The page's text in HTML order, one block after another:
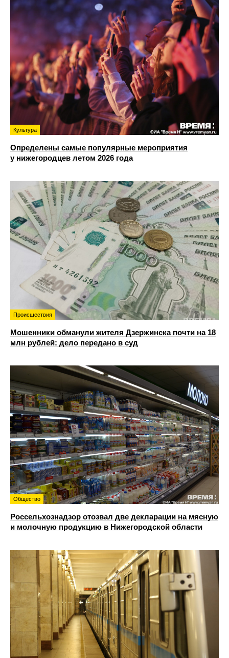
Культура
Определены самые популярные мероприятия
у нижегородцев летом 2026 года
Происшествия
Мошенники обманули жителя Дзержинска почти на 18
млн рублей: дело передано в суд
Общество
Россельхознадзор отозвал две декларации на мясную
и молочную продукцию в Нижегородской области